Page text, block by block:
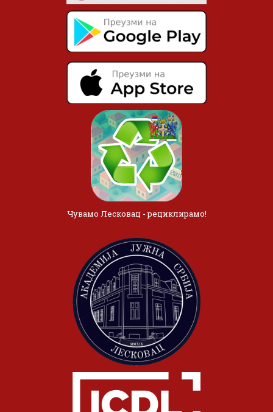
Чувамо Лесковац - рециклирамо!